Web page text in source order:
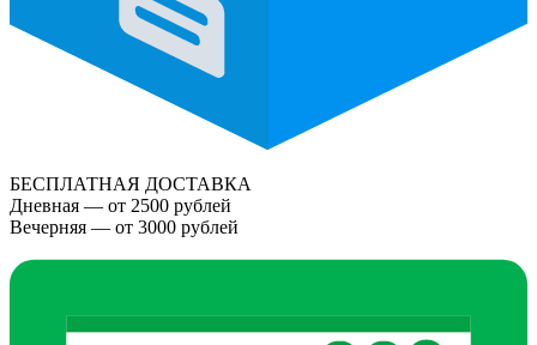
БЕСПЛАТНАЯ ДОСТАВКА
Дневная — от 2500 рублей
Вечерняя — от 3000 рублей